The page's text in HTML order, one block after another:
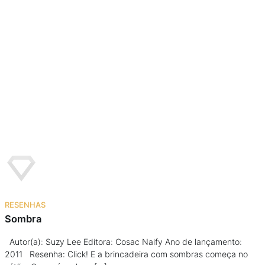
RESENHAS
Sombra
Autor(a): Suzy Lee Editora: Cosac Naify Ano de lançamento:
2011 Resenha: Click! E a brincadeira com sombras começa no